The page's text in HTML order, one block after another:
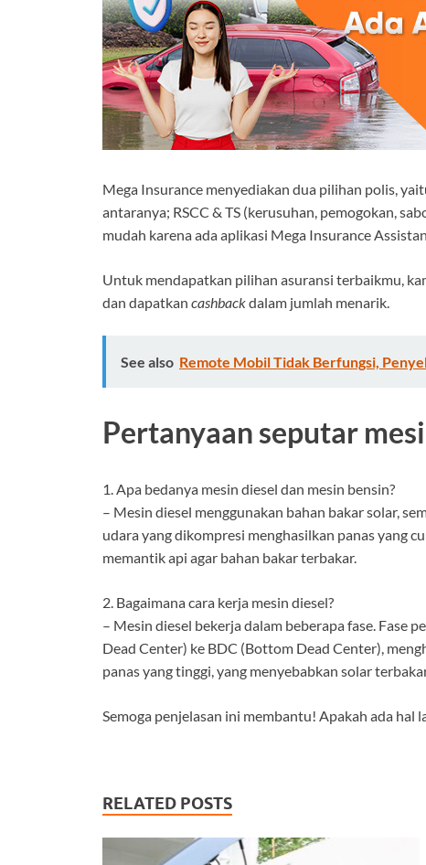
Mega Insurance menyediakan dua pilihan polis,
antaranya; RSCC & TS (kerusuhan, pemogokan,
mudah karena ada aplikasi Mega Insurance
Untuk mendapatkan pilihan asuransi terbaikmu,
dan dapatkan cashbackdalam jumlah menarik.
See also Remote Mobil Tidak Berfungsi,
Pertanyaan seputar
1. Apa bedanya mesin diesel dan mesin bensin?
– Mesin diesel menggunakan bahan bakar solar,
udara yang dikompresi menghasilkan panas yang
memantik api agar bahan bakar terbakar.
2. Bagaimana cara kerja mesin diesel?
– Mesin diesel bekerja dalam beberapa fase. Fase
Dead Center) ke BDC (Bottom Dead Center),
panas yang tinggi, yang menyebabkan solar
Semoga penjelasan ini membantu! Apakah ada
RELATED POSTS